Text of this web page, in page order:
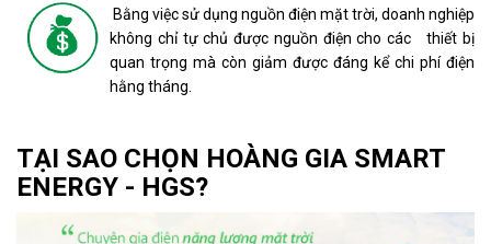
Bằng việc sử dụng nguồn điện mặt trời, doanh nghiệp
không chỉ tự chủ được nguồn điện cho các thiết bị
quan trọng mà còn giảm được đáng kể chi phí điện
hằng tháng.
TẠI SAO CHỌN HOÀNG GIA SMART
ENERGY - HGS?